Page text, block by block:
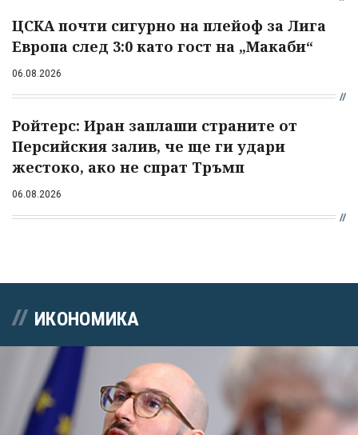
ЦСКА почти сигурно на плейоф за Лига
Европа след 3:0 като гост на „Макаби“
06.08.2026
Ройтерс: Иран заплаши страните от
Персийския залив, че ще ги удари
жестоко, ако не спрат Тръмп
06.08.2026
ИКОНОМИКА